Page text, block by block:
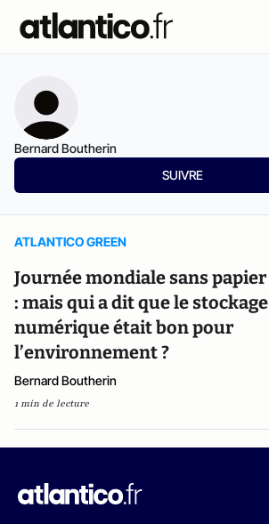
Bernard Boutherin
SUIVRE
ATLANTICO GREEN
Journée mondiale sans papier
: mais qui a dit que le stockage
numérique était bon pour
l’environnement ?
Bernard Boutherin
1 min de lecture